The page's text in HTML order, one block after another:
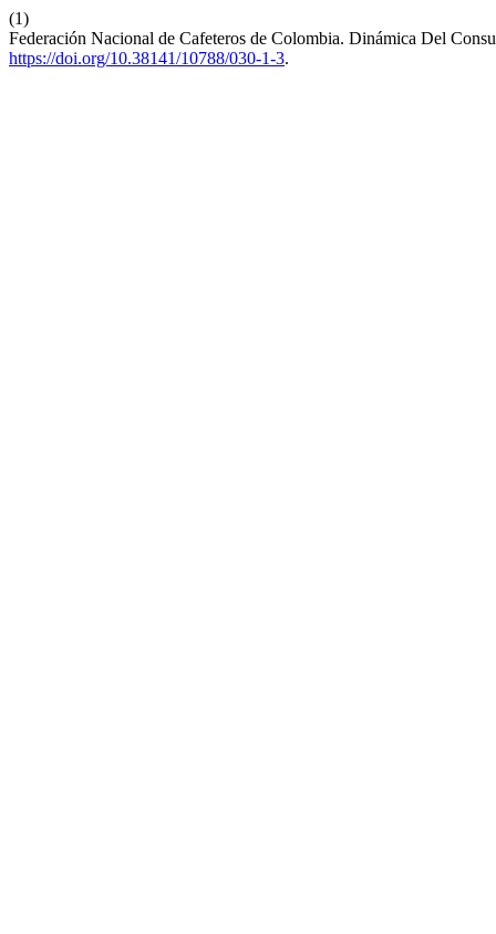
(1)
Federación Nacional de Cafeteros de Colombia. Dinámica Del
https://doi.org/10.38141/10788/030-1-3.